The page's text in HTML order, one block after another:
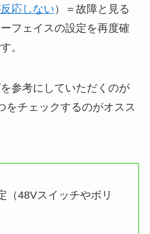
応しない ）＝故障と見る
フェイスの設定を再度確
。
参考にしていただくのが
をチェックするのがオスス
（48Vスイッチやボリ